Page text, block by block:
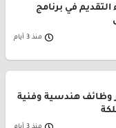
في برنامج
منذ 3 أيام
وظائف هندسية وفنية